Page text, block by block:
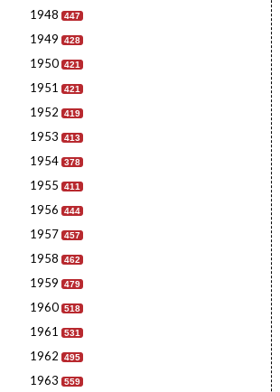
1948 447
1949 428
1950 421
1951 421
1952 419
1953 413
1954 378
1955 411
1956 444
1957 457
1958 462
1959 479
1960 518
1961 531
1962 495
1963 559